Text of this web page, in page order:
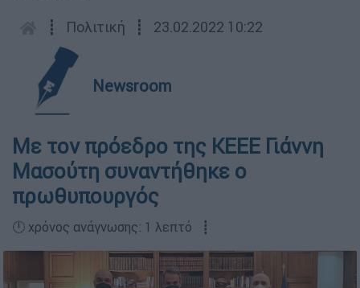
┋ Πολιτική ┋ 23.02.2022 10:22
Newsroom
Με τον πρόεδρο της ΚΕΕΕ Γιάννη
Μασούτη συναντήθηκε ο
πρωθυπουργός
🕛 χρόνος ανάγνωσης: 1 λεπτό ┋